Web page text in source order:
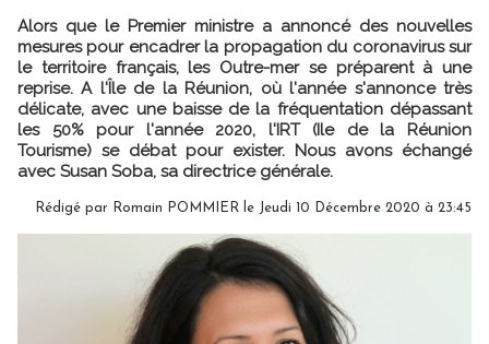
Alors que le Premier ministre a annoncé des nouvelles
mesures pour encadrer la propagation du coronavirus sur
le territoire français, les Outre-mer se préparent à une
reprise. A l'Île de la Réunion, où l'année s'annonce très
délicate, avec une baisse de la fréquentation dépassant
les 50% pour l'année 2020, l'IRT (Ile de la Réunion
Tourisme) se débat pour exister. Nous avons échangé
avec Susan Soba, sa directrice générale.
Rédigé par Romain POMMIER le Jeudi 10 Décembre 2020 à 23:45